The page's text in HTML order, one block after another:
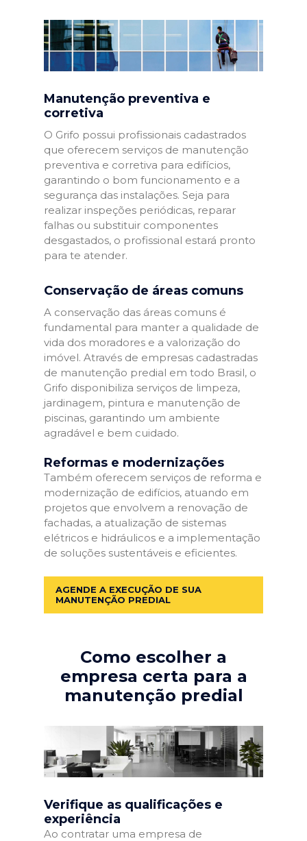
Manutenção preventiva e
corretiva
O Grifo possui profissionais cadastrados
que oferecem serviços de manutenção
preventiva e corretiva para edifícios,
garantindo o bom funcionamento e a
segurança das instalações. Seja para
realizar inspeções periódicas, reparar
falhas ou substituir componentes
desgastados, o profissional estará pronto
para te atender.
Conservação de áreas comuns
A conservação das áreas comuns é
fundamental para manter a qualidade de
vida dos moradores e a valorização do
imóvel. Através de empresas cadastradas
de manutenção predial em todo Brasil, o
Grifo disponibiliza serviços de limpeza,
jardinagem, pintura e manutenção de
piscinas, garantindo um ambiente
agradável e bem cuidado.
Reformas e modernizações
Também oferecem serviços de reforma e
modernização de edifícios, atuando em
projetos que envolvem a renovação de
fachadas, a atualização de sistemas
elétricos e hidráulicos e a implementação
de soluções sustentáveis e eficientes.
AGENDE A EXECUÇÃO DE SUA
MANUTENÇÃO PREDIAL
Como escolher a
empresa certa para a
manutenção predial
Verifique as qualificações e
experiência
Ao contratar uma empresa de